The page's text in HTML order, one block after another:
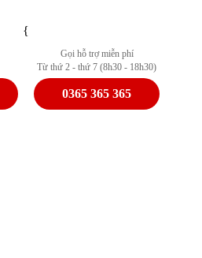
{
Gọi hỗ trợ miễn phí
Từ thứ 2 - thứ 7 (8h30 - 18h30)
0365 365 365